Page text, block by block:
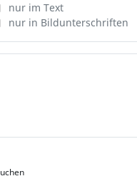
nur im Text
nur in Bildunterschriften